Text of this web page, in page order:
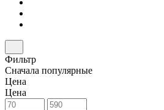
Фильтр
Сначала популярные
Цена
Цена